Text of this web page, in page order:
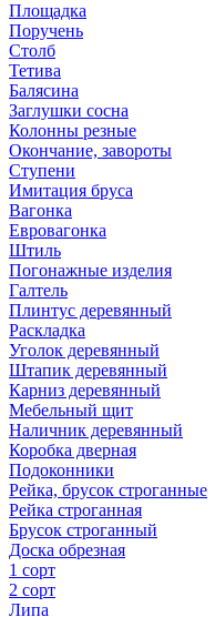
Площадка
Поручень
Столб
Тетива
Балясина
Заглушки сосна
Колонны резные
Окончание, завороты
Ступени
Имитация бруса
Вагонка
Евровагонка
Штиль
Погонажные изделия
Галтель
Плинтус деревянный
Раскладка
Уголок деревянный
Штапик деревянный
Карниз деревянный
Мебельный щит
Наличник деревянный
Коробка дверная
Подоконники
Рейка, брусок строганные
Рейка строганная
Брусок строганный
Доска обрезная
1 сорт
2 сорт
Липа